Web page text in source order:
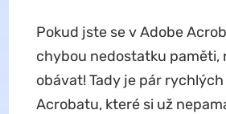
Pokud jste se v Adobe
chybou nedostatku paměti,
obávat! Tady je pár
Acrobatu, které si už